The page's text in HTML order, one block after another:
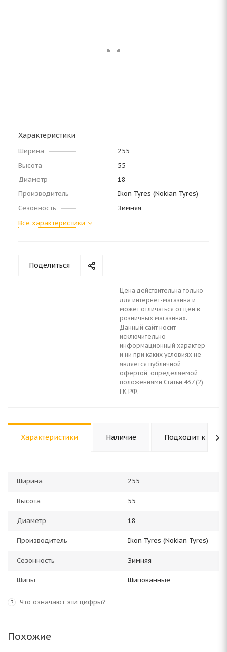
Характеристики
Ширина
255
Высота
55
Диаметр
18
Производитель
Ikon Tyres (Nokian Tyres)
Сезонность
Зимняя
Все характеристики
Поделиться
Цена действительна только
для интернет-магазина и
может отличаться от цен в
розничных магазинах.
Данный сайт носит
исключительно
информационный характер
и ни при каких условиях не
является публичной
офертой, определяемой
положениями Статьи 437 (2)
ГК РФ.
Характеристики Наличие Подходит к авто
Ширина 255
Высота 55
Диаметр 18
Производитель Ikon Tyres (Nokian Tyres)
Сезонность Зимняя
Шипы Шипованные
? Что означают эти цифры?
Похожие